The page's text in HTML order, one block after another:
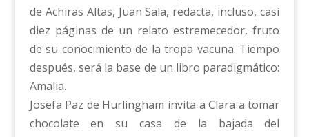
de Achiras Altas, Juan Sala, redacta, incluso, casi
diez páginas de un relato estremecedor, fruto
de su conocimiento de la tropa vacuna. Tiempo
después, será la base de un libro paradigmático:
Amalia.
Josefa Paz de Hurlingham invita a Clara a tomar
chocolate en su casa de la bajada del